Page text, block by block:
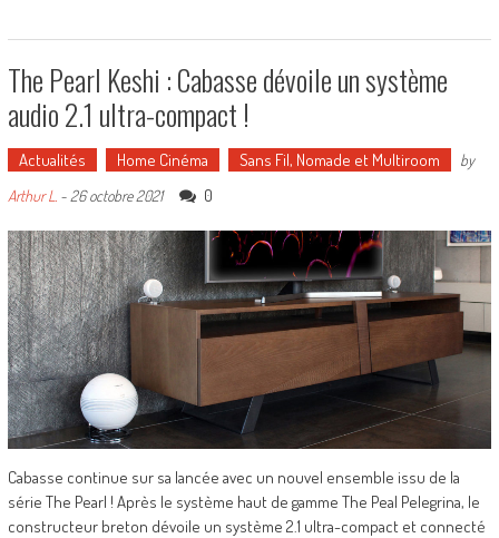
The Pearl Keshi : Cabasse dévoile un système
audio 2.1 ultra-compact !
Actualités Home Cinéma Sans Fil, Nomade et Multiroom
by
Arthur L. - 26 octobre 2021 0
Cabasse continue sur sa lancée avec un nouvel ensemble issu de la
série The Pearl ! Après le système haut de gamme The Peal Pelegrina, le
constructeur breton dévoile un système 2.1 ultra-compact et connecté